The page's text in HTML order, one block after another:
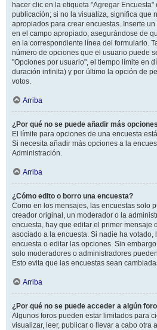
hacer clic en la etiqueta "Agregar
publicación; si no la visualiza, significa que
apropiados para crear encuestas. Inserte
en el campo apropiado, asegurándose de
en la correspondiente línea del formulario.
número de opciones que el usuario puede
"Opciones por usuario", el tiempo límite en
duración infinita) y por último la opción de
votos.
Arriba
¿Por qué no se puede añadir más
El límite para opciones de una encuesta
Si necesita añadir más opciones a la
Administración.
Arriba
¿Cómo edito o borro una encuesta?
Como en los mensajes, las encuestas solo
creador original, un moderador o la
encuesta, hay que editar el primer mensaje
asociado a la encuesta. Si nadie ha
encuesta o editar las opciones. Sin
solo moderadores o administradores
Esto evita que las encuestas sean
Arriba
¿Por qué no se puede acceder a algún
Algunos foros pueden estar limitados para
visualizar, leer, publicar o llevar a cabo otra